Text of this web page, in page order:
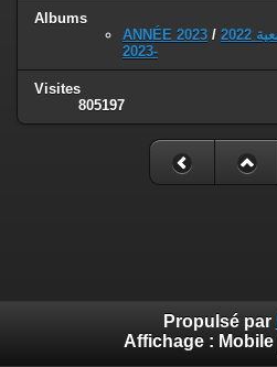
Albums
ANNÉE 2023 / الحفل الختامي للسنة الجامعية 2022
-2023
Visites
805197
Propulsé par
Affichage : Mobile